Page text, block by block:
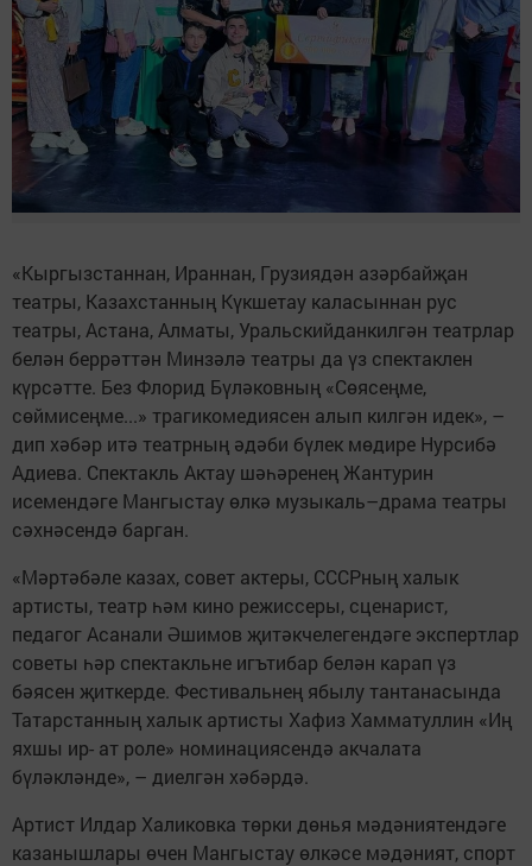
«Кыргызстаннан, Ираннан, Грузиядән азәрбайҗан
театры, Казахстанның Күкшетау каласыннан рус
театры, Астана, Алматы, Уральскийданкилгән театрлар
белән беррәттән Минзәлә театры да үз спектаклен
күрсәтте. Без Флорид Бүләковның «Сөясеңме,
сөймисеңме...» трагикомедиясен алып килгән идек», –
дип хәбәр итә театрның әдәби бүлек мөдире Нурсибә
Адиева. Спектакль Актау шәһәренең Жантурин
исемендәге Мангыстау өлкә музыкаль–драма театры
сәхнәсендә барган.
«Мәртәбәле казах, совет актеры, СССРның халык
артисты, театр һәм кино режиссеры, сценарист,
педагог Асанали Әшимов җитәкчелегендәге экспертлар
советы һәр спектакльне игътибар белән карап үз
бәясен җиткерде. Фестивальнең ябылу тантанасында
Татарстанның халык артисты Хафиз Хамматуллин «Иң
яхшы ир- ат роле» номинациясендә акчалата
бүләкләнде», – диелгән хәбәрдә.
Артист Илдар Халиковка төрки дөнья мәдәниятендәге
казанышлары өчен Мангыстау өлкәсе мәдәният, спорт